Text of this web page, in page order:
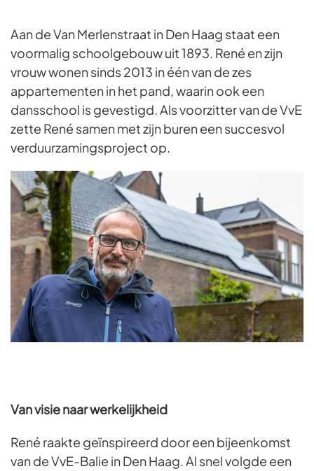
Aan de Van Merlenstraat in Den Haag staat een
voormalig schoolgebouw uit 1893. René en zijn
vrouw wonen sinds 2013 in één van de zes
appartementen in het pand, waarin ook een
dansschool is gevestigd. Als voorzitter van de VvE
zette René samen met zijn buren een succesvol
verduurzamingsproject op.
Van visie naar werkelijkheid
René raakte geïnspireerd door een bijeenkomst
van de VvE-Balie in Den Haag. Al snel volgde een